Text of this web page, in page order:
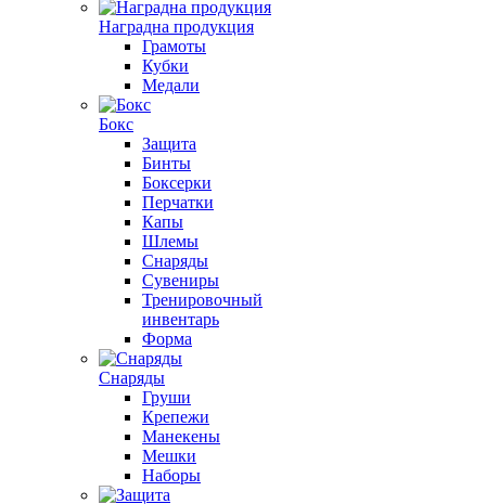
Наградна продукция
Грамоты
Кубки
Медали
Бокс
Защита
Бинты
Боксерки
Перчатки
Капы
Шлемы
Снаряды
Сувениры
Тренировочный
инвентарь
Форма
Снаряды
Груши
Крепежи
Манекены
Мешки
Наборы